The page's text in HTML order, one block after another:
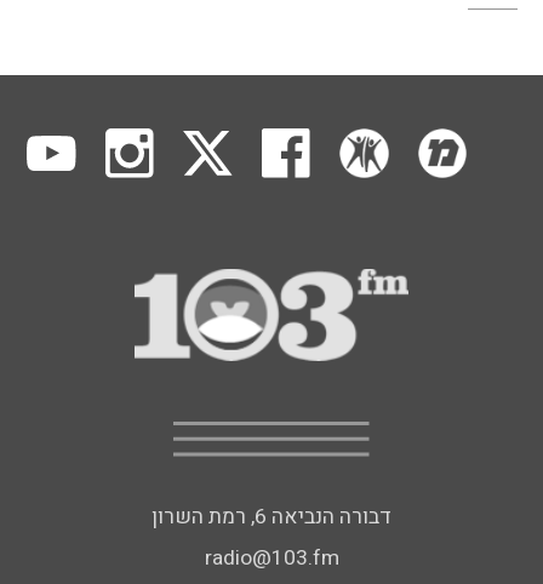
דבורה הנביאה 6, רמת השרון
radio@103.fm